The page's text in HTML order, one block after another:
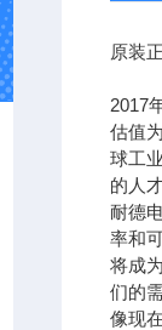
原装
2017
估值
球工
的人
耐德
率和
将成
们的
像现